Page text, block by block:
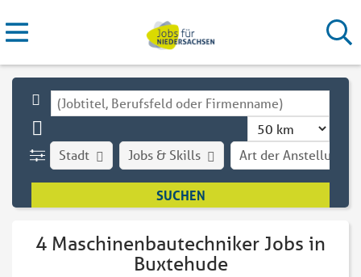
Stadt Art der Anstellung
Jobs & Skills
4 Maschinenbautechniker Jobs in
Buxtehude